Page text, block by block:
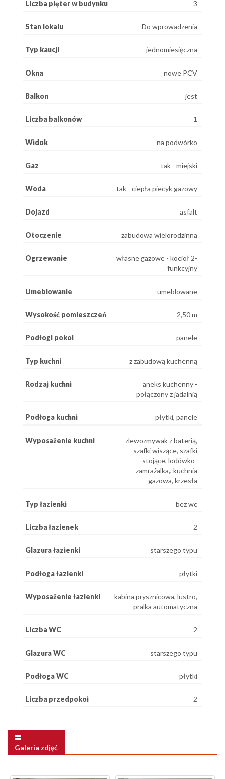
Liczba pięter w budynku 3
Stan lokalu Do wprowadzenia
Typ kaucji jednomiesięczna
Okna nowe PCV
Balkon jest
Liczba balkonów 1
Widok na podwórko
Gaz tak - miejski
Woda tak - ciepła piecyk gazowy
Dojazd asfalt
Otoczenie zabudowa wielorodzinna
Ogrzewanie
własne gazowe - kocioł 2-
funkcyjny
Umeblowanie umeblowane
Wysokość pomieszczeń 2,50 m
Podłogi pokoi panele
Typ kuchni z zabudową kuchenną
Rodzaj kuchni
aneks kuchenny -
połączony z jadalnią
Podłoga kuchni płytki, panele
Wyposażenie kuchni
zlewozmywak z baterią,
szafki wiszące, szafki
stojące, lodówko-
zamrażalka,, kuchnia
gazowa, krzesła
Typ łazienki bez wc
Liczba łazienek 2
Glazura łazienki starszego typu
Podłoga łazienki płytki
Wyposażenie łazienki
kabina prysznicowa, lustro,
pralka automatyczna
Liczba WC 2
Glazura WC starszego typu
Podłoga WC płytki
Liczba przedpokoi 2
Galeria zdjęć